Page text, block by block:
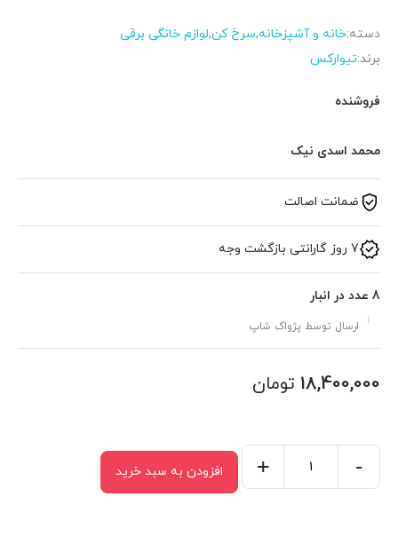
دسته:خانه و آشپزخانه,سرخ کن,لوازم خانگی برقی
برند:تیوارکس
فروشنده
محمد اسدی نیک
ضمانت اصالت
7 روز گارانتی بازگشت وجه
8 عدد در انبار
ارسال توسط پژواک شاپ
18,400,000 تومان
-
+ افزودن به سبد خرید